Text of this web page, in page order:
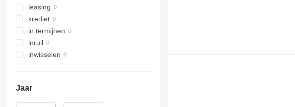
leasing
krediet
in termijnen
inruil
inwisselen
Jaar